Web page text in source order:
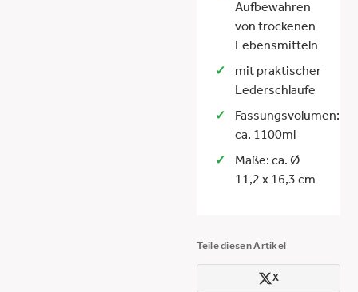
Aufbewahren
von trockenen
Lebensmitteln
mit praktischer
Lederschlaufe
Fassungsvolumen:
ca. 1100ml
Maße: ca. Ø
11,2 x 16,3 cm
Teile diesen Artikel
X